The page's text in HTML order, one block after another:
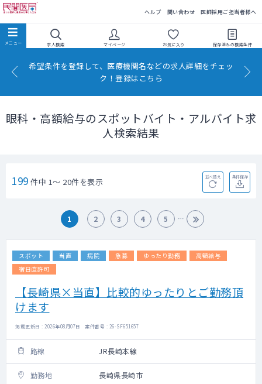
ヘルプ 問い合わせ 医師採用ご担当者様へ
求人検索 マイページ お気に入り 保存済みの検索条件
希望条件を登録して、医療機関名などの求人詳細をチェッ
ク！登録はこちら
眼科・高額給与のスポットバイト・アルバイト求
人検索結果
199 件中 1～ 20件を表示 並べ替え 条件保存
1 2 3 4 5
スポット 当直 病院 急募 ゆったり勤務
高額給与
宿日直許可
【長崎県×当直】比較的ゆったりとご勤務頂
けます
掲載更新日 : 2026年08月07日 案件番号 : 26-SF651657
路線 JR長崎本線
勤務地 長崎県長崎市